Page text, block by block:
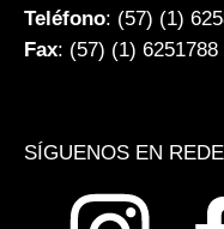
Teléfono: (57) (1)
Fax: (57) (1) 6251788
SÍGUENOS EN